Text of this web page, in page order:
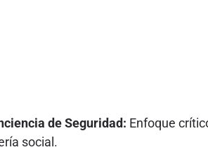
de Seguridad: Enfoque
social.